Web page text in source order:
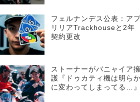
フェルナンデス公表：アプ
リリアTrackhouseと2年
契約更改
ストーナーがバニャイア擁
護『ドゥカティ機は明らか
に変わってしまってる…』